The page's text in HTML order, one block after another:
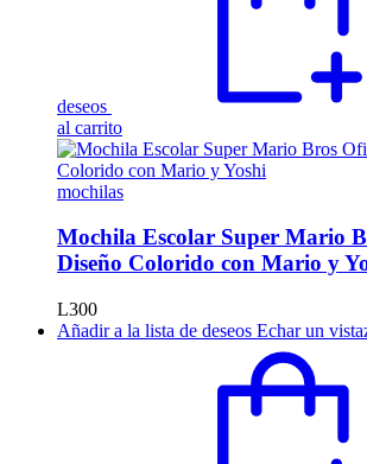
deseos
al carrito
mochilas
Mochila Escolar Super Mario
Diseño Colorido con Mario y
L300
Añadir a la lista de deseos Echar un